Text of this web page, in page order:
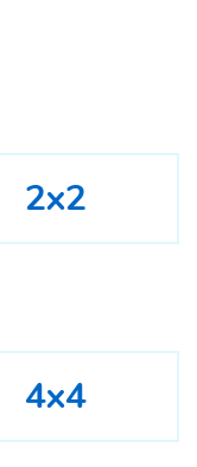
2x2
4x4